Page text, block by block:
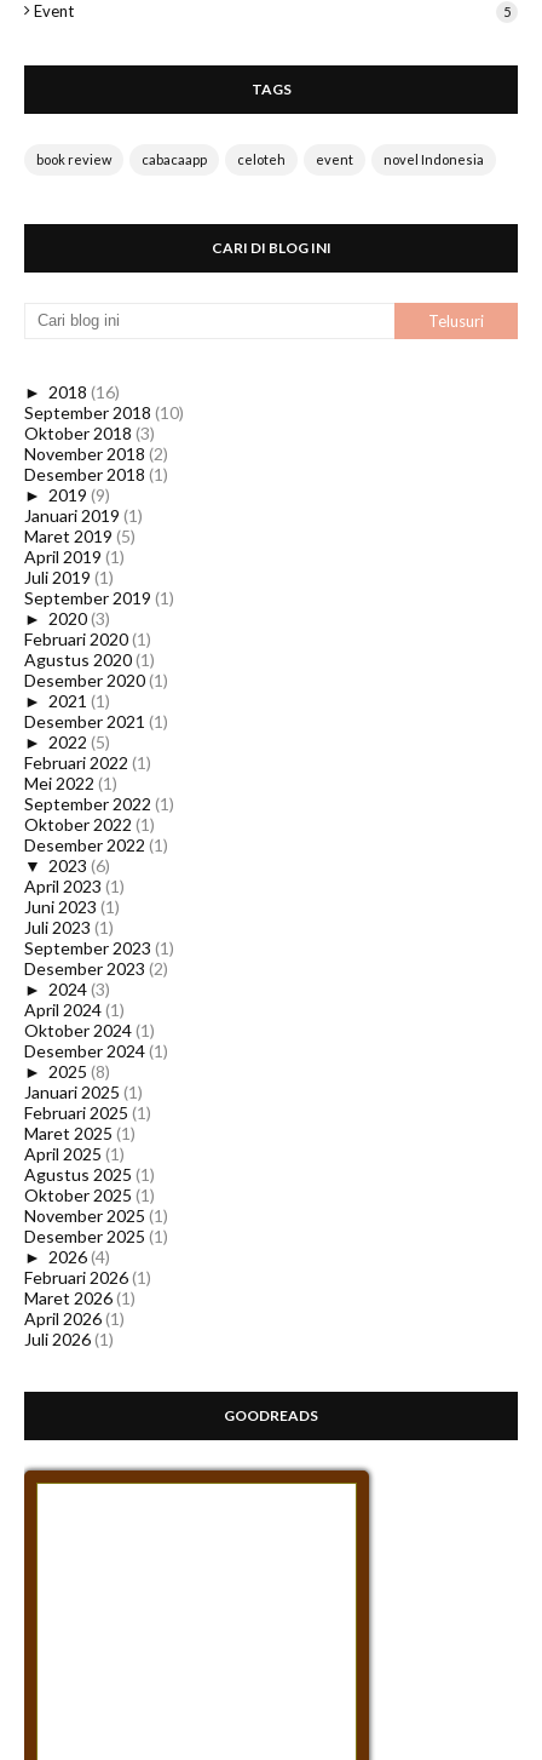
Event 5
TAGS
book review cabacaapp celoteh event novel Indonesia
CARI DI BLOG INI
► 2018 (16)
September 2018 (10)
Oktober 2018 (3)
November 2018 (2)
Desember 2018 (1)
► 2019 (9)
Januari 2019 (1)
Maret 2019 (5)
April 2019 (1)
Juli 2019 (1)
September 2019 (1)
► 2020(3)
Februari 2020(1)
Agustus 2020(1)
Desember 2020(1)
► 2021 (1)
Desember 2021 (1)
► 2022 (5)
Februari 2022 (1)
Mei 2022 (1)
September 2022 (1)
Oktober 2022 (1)
Desember 2022 (1)
▼ 2023 (6)
April 2023 (1)
Juni 2023 (1)
Juli 2023 (1)
September 2023 (1)
Desember 2023 (2)
► 2024(3)
April 2024(1)
Oktober 2024(1)
Desember 2024(1)
► 2025 (8)
Januari 2025 (1)
Februari 2025 (1)
Maret 2025 (1)
April 2025 (1)
Agustus 2025 (1)
Oktober 2025 (1)
November 2025 (1)
Desember 2025 (1)
► 2026(4)
Februari 2026(1)
Maret 2026(1)
April 2026(1)
Juli 2026(1)
GOODREADS